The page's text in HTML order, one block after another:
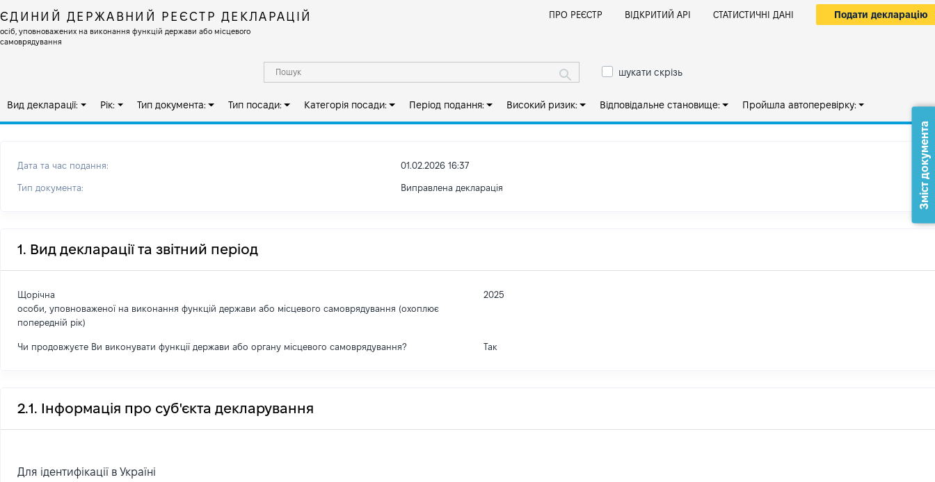
ЄДИНИЙ ДЕРЖАВНИЙ РЕЄСТР ДЕКЛАРАЦІЙ
осіб, уповноважених на виконання функцій держави або місцевого
самоврядування
ПРО РЕЄСТР ВІДКРИТИЙ АРІ СТАТИСТИЧНІ ДАНІ Подати декларацію
шукати скрізь
Вид декларації: Рік: Тип документа: Тип посади: Категорія посади: Період подання: Високий ризик: Відповідальне становище: Пройшла автоперевірку:
Дата та час подання: 01.02.2026 16:37
Тип документа: Виправлена декларація
1. Вид декларації та звітний період
Щорічна
особи, уповноваженої на виконання функцій держави або місцевого самоврядування (охоплює
попередній рік)
2025
Чи продовжуєте Ви виконувати функції держави або органу місцевого самоврядування? Так
2.1. Інформація про суб'єкта декларування
Для ідентифікації в Україні
Зміст документа